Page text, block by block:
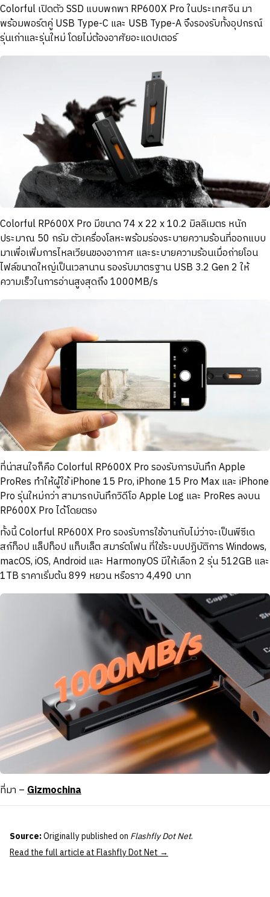
Colorful เปิดตัว SSD แบบพกพา RP600X Pro ในประเทศจีน มา
พร้อมพอร์ตคู่ USB Type-C และ USB Type-A จึงรองรับทั้งอุปกรณ์
รุ่นเก่าและรุ่นใหม่ โดยไม่ต้องอาศัยอะแดปเตอร์
Colorful RP600X Pro มีขนาด 74 x 22 x 10.2 มิลลิเมตร หนัก
ประมาณ 50 กรัม ตัวเครื่องโลหะพร้อมร่องระบายความร้อนที่ออกแบบ
มาเพื่อเพิ่มการไหลเวียนของอากาศ และระบายความร้อนเมื่อถ่ายโอน
ไฟล์ขนาดใหญ่เป็นเวลานาน รองรับมาตรฐาน USB 3.2 Gen 2 ให้
ความเร็วในการอ่านสูงสุดถึง 1000MB/s
ที่น่าสนใจก็คือ Colorful RP600X Pro รองรับการบันทึก Apple
ProRes ทำให้ผู้ใช้ iPhone 15 Pro, iPhone 15 Pro Max และ iPhone
Pro รุ่นใหม่กว่า สามารถบันทึกวิดีโอ Apple Log และ ProRes ลงบน
RP600X Pro ได้โดยตรง
ทั้งนี้ Colorful RP600X Pro รองรับการใช้งานกับไม่ว่าจะเป็นพีซีเด
สก์ท็อป แล็ปท็อป แท็บเล็ต สมาร์ตโฟน ที่ใช้ระบบปฏิบัติการ Windows,
macOS, iOS, Android และ HarmonyOS มีให้เลือก 2 รุ่น 512GB และ
1TB ราคาเริ่มต้น 899 หยวน หรือราว 4,490 บาท
ที่มา –Gizmochina
Source:Originally published on Flashfly Dot Net.
Read the full article at Flashfly Dot Net →